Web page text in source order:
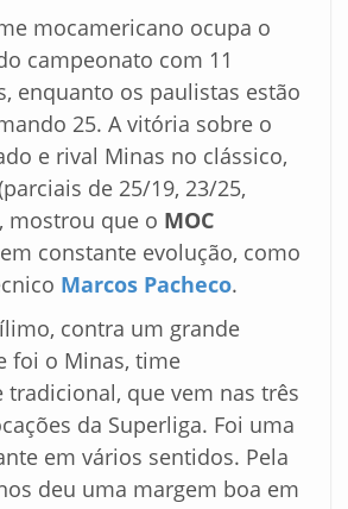
mocamericano ocupa o
campeonato com 11
enquanto os paulistas estão
25. A vitória sobre o
e rival Minas no clássico,
de 25/19, 23/25,
mostrou que o MOC
constante evolução, como
Marcos Pacheco.
contra um grande
foi o Minas, time
tradicional, que vem nas três
da Superliga. Foi uma
em vários sentidos. Pela
deu uma margem boa em